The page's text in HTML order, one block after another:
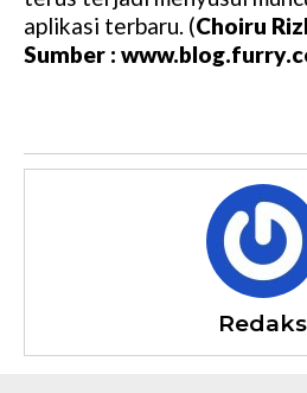
aplikasi terbaru. (Choiru
Sumber :